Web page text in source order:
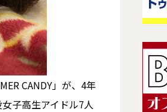
CANDY」が、4年
子高生アイドル7人